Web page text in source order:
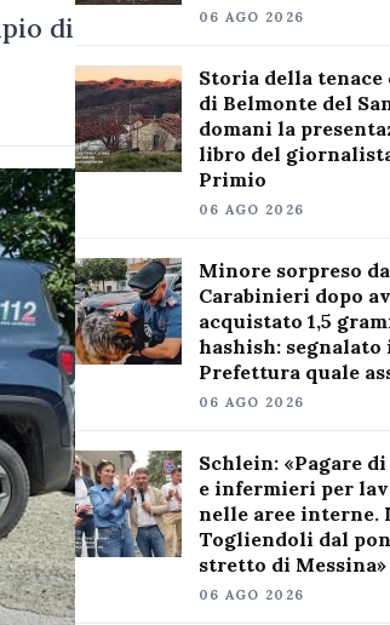
di
06 AGO 2026
Storia della
di Belmonte del
domani la
libro del
Primio
06 AGO 2026
Minore sorpreso
Carabinieri dopo
acquistato 1,5
hashish: segnalato
Prefettura quale
06 AGO 2026
Schlein: «Pagare
e infermieri per
nelle aree interne.
Togliendoli dal
stretto di Messina»
06 AGO 2026